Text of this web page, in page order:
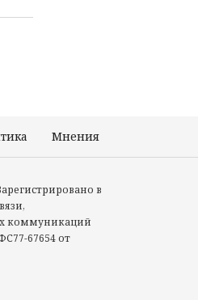
Мнения
в
коммуникаций
67654 от